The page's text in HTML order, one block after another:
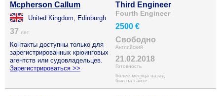
Mcpherson Callum
United Kingdom, Edinburgh
37 лет
Контакты доступны только для
зарегистрированных крюинговых
агентств или судовладельцев.
Зарегистрироваться >>
Third Engineer
Fourth Engineer
2500 €
Свободно
Английский
21.02.2018
Готовность
более месяца назад
был на сайте